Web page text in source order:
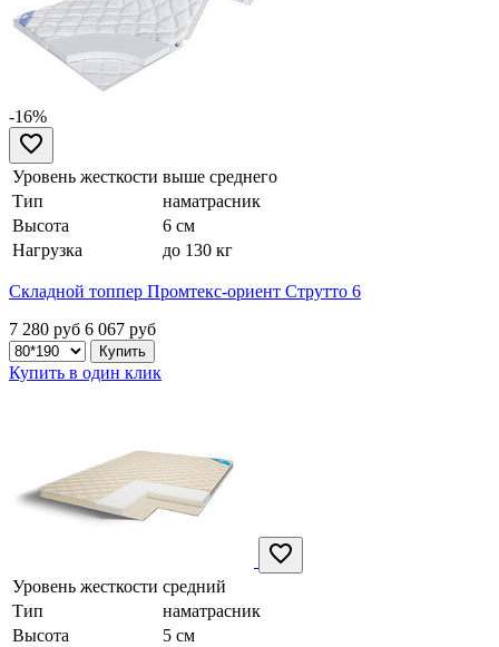
-16%
Уровень жесткости выше среднего
Тип
наматрасник
Высота
6 см
Нагрузка
до 130 кг
Складной топпер Промтекс-ориент Струтто 6
7 280 руб 6 067 руб
Купить в один клик
Уровень жесткости средний
Тип
наматрасник
Высота
5 см